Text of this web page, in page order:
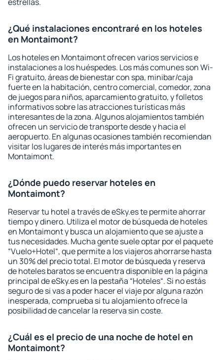
¿Qué instalaciones encontraré en los hoteles
en Montaimont?
Los hoteles en Montaimont ofrecen varios servicios e
instalaciones a los huéspedes. Los más comunes son Wi-
Fi gratuito, áreas de bienestar con spa, minibar/caja
fuerte en la habitación, centro comercial, comedor, zona
de juegos para niños, aparcamiento gratuito, y folletos
informativos sobre las atracciones turísticas más
interesantes de la zona. Algunos alojamientos también
ofrecen un servicio de transporte desde y hacia el
aeropuerto. En algunas ocasiones también recomiendan
visitar los lugares de interés más importantes en
Montaimont.
¿Dónde puedo reservar hoteles en
Montaimont?
Reservar tu hotel a través de eSky.es te permite ahorrar
tiempo y dinero. Utiliza el motor de búsqueda de hoteles
en Montaimont y busca un alojamiento que se ajuste a
tus necesidades. Mucha gente suele optar por el paquete
“Vuelo+Hotel“, que permite a los viajeros ahorrarse hasta
un 30% del precio total. El motor de búsqueda y reserva
de hoteles baratos se encuentra disponible en la página
principal de eSky.es en la pestaña “Hoteles“. Si no estás
seguro de si vas a poder hacer el viaje por alguna razón
inesperada, comprueba si tu alojamiento ofrece la
posibilidad de cancelar la reserva sin coste.
¿Cuál es el precio de una noche de hotel en
Montaimont?